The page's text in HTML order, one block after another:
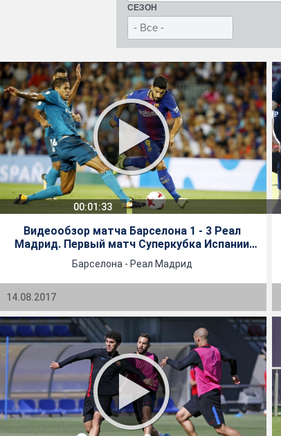
СЕЗОН
00:01:33
Видеообзор матча Барселона 1 - 3 Реал
Мадрид. Первый матч Суперкубка Испании
2017/18
Барселона - Реал Мадрид
14.08.2017